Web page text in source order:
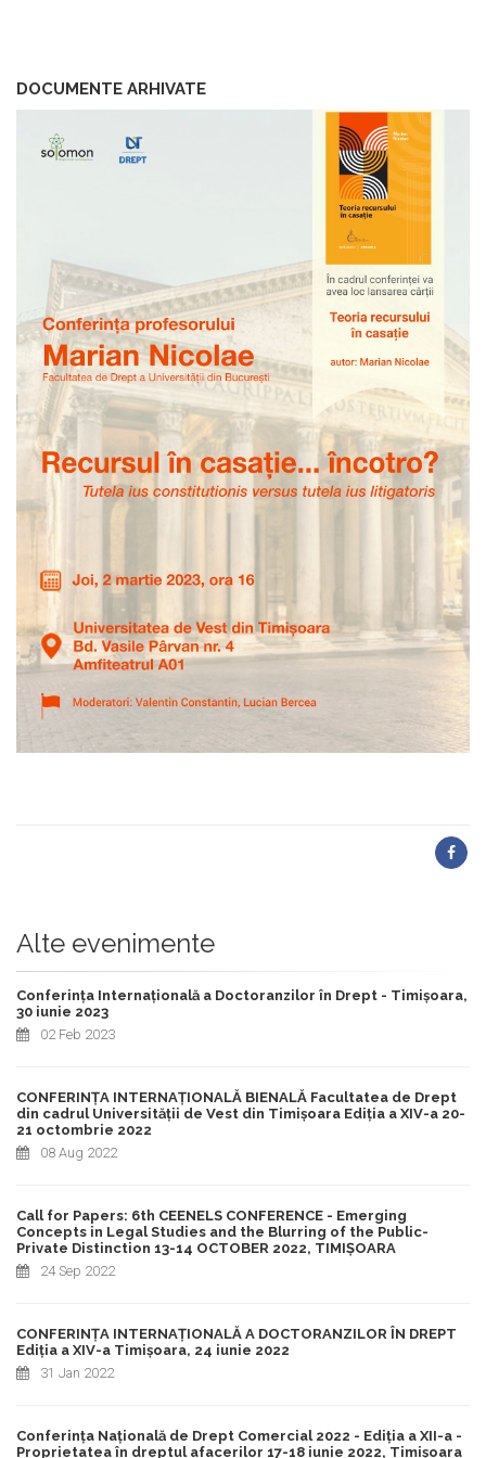
DOCUMENTE ARHIVATE
Alte evenimente
Conferința Internațională a Doctoranzilor în Drept - Timișoara,
30 iunie 2023
02 Feb 2023
CONFERINȚA INTERNAȚIONALĂ BIENALĂ Facultatea de Drept
din cadrul Universității de Vest din Timișoara Ediția a XIV-a 20-
21 octombrie 2022
08 Aug 2022
Call for Papers: 6th CEENELS CONFERENCE - Emerging
Concepts in Legal Studies and the Blurring of the Public-
Private Distinction 13-14 OCTOBER 2022, TIMIȘOARA
24 Sep 2022
CONFERINȚA INTERNAȚIONALĂ A DOCTORANZILOR ÎN DREPT
Ediția a XIV-a Timișoara, 24 iunie 2022
31 Jan 2022
Conferința Națională de Drept Comercial 2022 - Ediția a XII-a -
Proprietatea în dreptul afacerilor 17-18 iunie 2022, Timișoara